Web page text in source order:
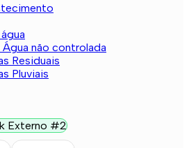
não controlada
Residuais
Pluviais
Externo #2